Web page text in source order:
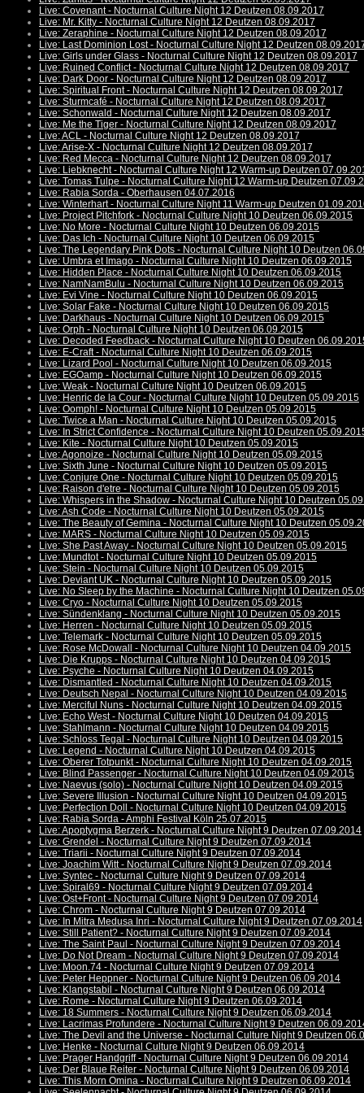
Live: Covenant - Nocturnal Culture Night 12 Deutzen 08.09.2017
Live: Mr. Kitty - Nocturnal Culture Night 12 Deutzen 08.09.2017
Live: Zeraphine - Nocturnal Culture Night 12 Deutzen 08.09.2017
Live: Last Dominion Lost - Nocturnal Culture Night 12 Deutzen
Live: Girls under Glass - Nocturnal Culture Night 12 Deutzen 08.09.2017
Live: Ruined Conflict - Nocturnal Culture Night 12 Deutzen 08.09.2017
Live: Dark Door - Nocturnal Culture Night 12 Deutzen 08.09.2017
Live: Spiritual Front - Nocturnal Culture Night 12 Deutzen 08.09.2017
Live: Sturmcafé - Nocturnal Culture Night 12 Deutzen 08.09.2017
Live: Schonwald - Nocturnal Culture Night 12 Deutzen 08.09.2017
Live: Me the Tiger - Nocturnal Culture Night 12 Deutzen 08.09.2017
Live: ACL - Nocturnal Culture Night 12 Deutzen 08.09.2017
Live: Arise-X - Nocturnal Culture Night 12 Deutzen 08.09.2017
Live: Red Mecca - Nocturnal Culture Night 12 Deutzen 08.09.2017
Live: Liebknecht - Nocturnal Culture Night 12 Warm-up Deutzen
Live: Tomas Tulpe - Nocturnal Culture Night 12 Warm-up Deutzen
Live: Rabia Sorda - Oberhausen 04.07.2016
Live: Winterhart - Nocturnal Culture Night 11 Warm-up Deutzen
Live: Project Pitchfork - Nocturnal Culture Night 10 Deutzen 06.09.2015
Live: No More - Nocturnal Culture Night 10 Deutzen 06.09.2015
Live: Das Ich - Nocturnal Culture Night 10 Deutzen 06.09.2015
Live: The Legendary Pink Dots - Nocturnal Culture Night 10 Deutzen
Live: Umbra et Imago - Nocturnal Culture Night 10 Deutzen 06.09.2015
Live: Hidden Place - Nocturnal Culture Night 10 Deutzen 06.09.2015
Live: NamNamBulu - Nocturnal Culture Night 10 Deutzen 06.09.2015
Live: Evi Vine - Nocturnal Culture Night 10 Deutzen 06.09.2015
Live: Solar Fake - Nocturnal Culture Night 10 Deutzen 06.09.2015
Live: Darkhaus - Nocturnal Culture Night 10 Deutzen 06.09.2015
Live: Orph - Nocturnal Culture Night 10 Deutzen 06.09.2015
Live: Decoded Feedback - Nocturnal Culture Night 10 Deutzen
Live: E-Craft - Nocturnal Culture Night 10 Deutzen 06.09.2015
Live: Lizard Pool - Nocturnal Culture Night 10 Deutzen 06.09.2015
Live: EGOamp - Nocturnal Culture Night 10 Deutzen 06.09.2015
Live: Weak - Nocturnal Culture Night 10 Deutzen 06.09.2015
Live: Henric de la Cour - Nocturnal Culture Night 10 Deutzen 05.09.2015
Live: Oomph! - Nocturnal Culture Night 10 Deutzen 05.09.2015
Live: Twice a Man - Nocturnal Culture Night 10 Deutzen 05.09.2015
Live: In Strict Confidence - Nocturnal Culture Night 10 Deutzen
Live: Kite - Nocturnal Culture Night 10 Deutzen 05.09.2015
Live: Agonoize - Nocturnal Culture Night 10 Deutzen 05.09.2015
Live: Sixth June - Nocturnal Culture Night 10 Deutzen 05.09.2015
Live: Conjure One - Nocturnal Culture Night 10 Deutzen 05.09.2015
Live: Raison d'etre - Nocturnal Culture Night 10 Deutzen 05.09.2015
Live: Whispers in the Shadow - Nocturnal Culture Night 10 Deutzen
Live: Ash Code - Nocturnal Culture Night 10 Deutzen 05.09.2015
Live: The Beauty of Gemina - Nocturnal Culture Night 10 Deutzen
Live: MARS - Nocturnal Culture Night 10 Deutzen 05.09.2015
Live: She Past Away - Nocturnal Culture Night 10 Deutzen 05.09.2015
Live: Mundtot - Nocturnal Culture Night 10 Deutzen 05.09.2015
Live: Stein - Nocturnal Culture Night 10 Deutzen 05.09.2015
Live: Deviant UK - Nocturnal Culture Night 10 Deutzen 05.09.2015
Live: No Sleep by the Machine - Nocturnal Culture Night 10 Deutzen
Live: Cryo - Nocturnal Culture Night 10 Deutzen 05.09.2015
Live: Sündenklang - Nocturnal Culture Night 10 Deutzen 05.09.2015
Live: Herren - Nocturnal Culture Night 10 Deutzen 05.09.2015
Live: Telemark - Nocturnal Culture Night 10 Deutzen 05.09.2015
Live: Rose McDowall - Nocturnal Culture Night 10 Deutzen 04.09.2015
Live: Die Krupps - Nocturnal Culture Night 10 Deutzen 04.09.2015
Live: Psyche - Nocturnal Culture Night 10 Deutzen 04.09.2015
Live: Dismantled - Nocturnal Culture Night 10 Deutzen 04.09.2015
Live: Deutsch Nepal - Nocturnal Culture Night 10 Deutzen 04.09.2015
Live: Merciful Nuns - Nocturnal Culture Night 10 Deutzen 04.09.2015
Live: Echo West - Nocturnal Culture Night 10 Deutzen 04.09.2015
Live: Stahlmann - Nocturnal Culture Night 10 Deutzen 04.09.2015
Live: Schloss Tegal - Nocturnal Culture Night 10 Deutzen 04.09.2015
Live: Legend - Nocturnal Culture Night 10 Deutzen 04.09.2015
Live: Oberer Totpunkt - Nocturnal Culture Night 10 Deutzen 04.09.2015
Live: Blind Passenger - Nocturnal Culture Night 10 Deutzen 04.09.2015
Live: Naevus (solo) - Nocturnal Culture Night 10 Deutzen 04.09.2015
Live: Severe Illusion - Nocturnal Culture Night 10 Deutzen 04.09.2015
Live: Perfection Doll - Nocturnal Culture Night 10 Deutzen 04.09.2015
Live: Rabia Sorda - Amphi Festival Köln 25.07.2015
Live: Apoptygma Berzerk - Nocturnal Culture Night 9 Deutzen 07.09.2014
Live: Grendel - Nocturnal Culture Night 9 Deutzen 07.09.2014
Live: Triarii - Nocturnal Culture Night 9 Deutzen 07.09.2014
Live: Joachim Witt - Nocturnal Culture Night 9 Deutzen 07.09.2014
Live: Syntec - Nocturnal Culture Night 9 Deutzen 07.09.2014
Live: Spiral69 - Nocturnal Culture Night 9 Deutzen 07.09.2014
Live: Ost+Front - Nocturnal Culture Night 9 Deutzen 07.09.2014
Live: Chrom - Nocturnal Culture Night 9 Deutzen 07.09.2014
Live: In Mitra Medusa Inri - Nocturnal Culture Night 9 Deutzen 07.09.2014
Live: Still Patient? - Nocturnal Culture Night 9 Deutzen 07.09.2014
Live: The Saint Paul - Nocturnal Culture Night 9 Deutzen 07.09.2014
Live: Do Not Dream - Nocturnal Culture Night 9 Deutzen 07.09.2014
Live: Moon.74 - Nocturnal Culture Night 9 Deutzen 07.09.2014
Live: Peter Heppner - Nocturnal Culture Night 9 Deutzen 06.09.2014
Live: Klangstabil - Nocturnal Culture Night 9 Deutzen 06.09.2014
Live: Rome - Nocturnal Culture Night 9 Deutzen 06.09.2014
Live: 18 Summers - Nocturnal Culture Night 9 Deutzen 06.09.2014
Live: Lacrimas Profundere - Nocturnal Culture Night 9 Deutzen
Live: The Devil and the Universe - Nocturnal Culture Night 9 Deutzen
Live: Henke - Nocturnal Culture Night 9 Deutzen 06.09.2014
Live: Prager Handgriff - Nocturnal Culture Night 9 Deutzen 06.09.2014
Live: Der Blaue Reiter - Nocturnal Culture Night 9 Deutzen 06.09.2014
Live: This Morn Omina - Nocturnal Culture Night 9 Deutzen 06.09.2014